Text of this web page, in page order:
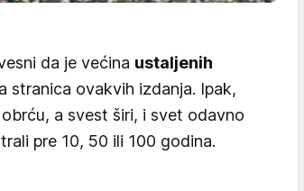
da je većina ustaljenih
stranica ovakvih izdanja. Ipak,
a svest širi, i svet odavno
pre 10, 50 ili 100 godina.